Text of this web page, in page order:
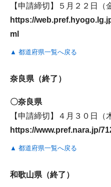
【申請締切】５月２２日（
https://
ml
▲ 都道府県一覧へ戻る
奈良県（終了）
〇奈良県
【申請締切】４月３０日（
https://www.pref.nara.jp/
▲ 都道府県一覧へ戻る
和歌山県（終了）